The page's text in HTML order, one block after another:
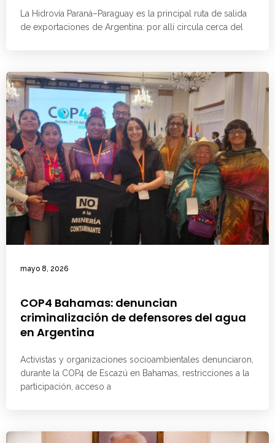
La Hidrovía Paraná–Paraguay es la principal ruta de salida
de exportaciones de Argentina: por allí circula cerca del
mayo 8, 2026
COP4 Bahamas: denuncian
criminalización de defensores del agua
en Argentina
Activistas y organizaciones socioambientales denunciaron,
durante la COP4 de Escazú en Bahamas, restricciones a la
participación, acceso a